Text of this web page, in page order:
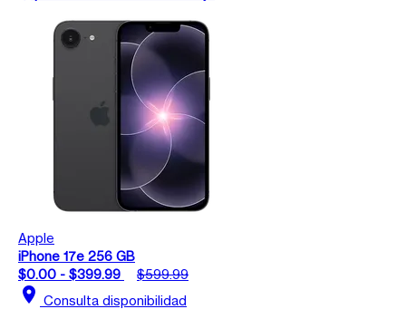
Apple
iPhone 17e 256 GB
$0.00 - $399.99
$599.99
location_on Consulta disponibilidad